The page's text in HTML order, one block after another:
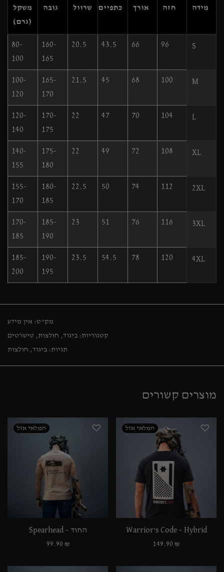
מידה חזה אורך כתפיים שרוול גובה
משקל
(גרם)
S
96
66
43.5
20.5
160-
165
80-
100
M
100
68
45
21.5
165-
170
100-
120
L
104
70
47
22
170-
175
120-
140
XL
108
72
49
22
175-
180
140-
155
2XL
112
74
50
22.5
180-
185
155-
170
3XL
116
76
51
23
185-
190
170-
185
4XL
120
78
54.5
23.5
190-
195
185-
200
מק"ט: אין מידע
קטגוריות: ביגוד, חולצות , טישרטים
תגיות: ביגוד, חולצות
מוצרים קשורים
מספר
החוד – Spearhead
99.90 ₪
למוצר
מספר
Warrior's Code – Hybrid
149.90 ₪